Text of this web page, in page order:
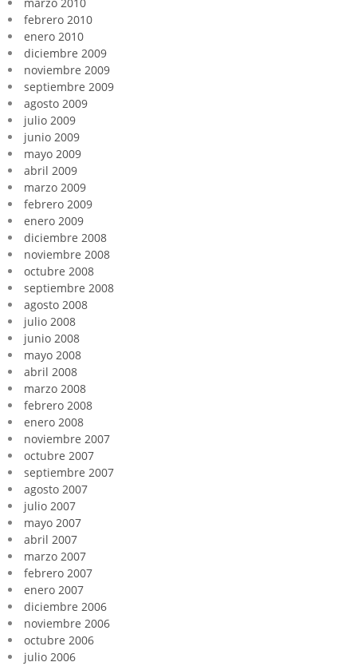
febrero 2010
enero 2010
diciembre 2009
noviembre 2009
septiembre 2009
agosto 2009
julio 2009
junio 2009
mayo 2009
abril 2009
marzo 2009
febrero 2009
enero 2009
diciembre 2008
noviembre 2008
octubre 2008
septiembre 2008
agosto 2008
julio 2008
junio 2008
mayo 2008
abril 2008
marzo 2008
febrero 2008
enero 2008
noviembre 2007
octubre 2007
septiembre 2007
agosto 2007
julio 2007
mayo 2007
abril 2007
marzo 2007
febrero 2007
enero 2007
diciembre 2006
noviembre 2006
octubre 2006
julio 2006